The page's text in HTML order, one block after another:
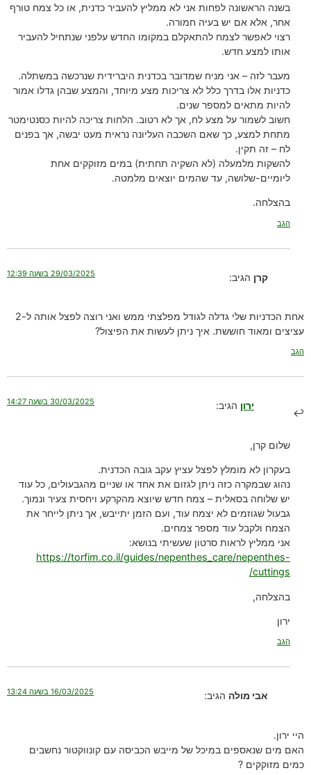
בשנה הראשונה לפחות אני לא ממליץ להעביר כדנית, או כל צמח טורף
אחר, אלא אם יש בעיה חמורה.
רצוי לאפשר לצמח להתאקלם במקומו החדש עלפני שנתחיל להעביר
אותו למצע חדש.
מעבר לזה – אני מניח שמדובר בכדנית היברידית שנרכשה במשתלה.
כדניות אלו בדרך כלל לא צריכות מצע מיוחד, והמצע שבהן גדלו אמור
להיות מתאים למספר שנים.
חשוב לשמור על מצע לח, אך לא רטוב. הלחות צריכה להיות כסנטימטר
מתחת למצע, כך שאם השכבה העליונה נראית מעט יבשה, אך בפנים
לח – זה תקין.
להשקות מלמעלה (לא השקיה תחתית) במים מזוקקים אחת
ליומיים-שלושה, עד שהמים יוצאים מלמטה.
בהצלחה.
הגב
קרן הגיב: 29/03/2025 בשעה 12:39
אחת הכדניות שלי גדלה לגודל מפלצתי ממש ואני רוצה לפצל אותה ל-2
עציצים ומאוד חוששת. איך ניתן לעשות את הפיצול?
הגב
ירון הגיב: 30/03/2025 בשעה 14:27
שלום קרן,
בעקרון לא מומלץ לפצל עציץ עקב גובה הכדנית.
נהוג שבמקרה כזה ניתן לגזום את אחד או שניים מהגבעולים, כל עוד
יש שלוחה בסאלית – צמח חדש שיוצא מהקרקע ויחסית צעיר ונמוך.
גבעול שגוזמים לא יצמח עוד, ועם הזמן יתייבש, אך ניתן לייחר את
הצמח ולקבל עוד מספר צמחים.
אני ממליץ לראות סרטון שעשיתי בנושא:
https://torfim.co.il/guides/nepenthes_care/nepenthes-
cuttings/
בהצלחה,
ירון
הגב
אבי מולה הגיב: 16/03/2025 בשעה 13:24
היי ירון.
האם מים שנאספים במיכל של מייבש הכביסה עם קונווקטור נחשבים
כמים מזוקקים ?